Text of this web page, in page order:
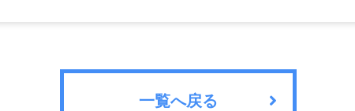
一覧へ戻る